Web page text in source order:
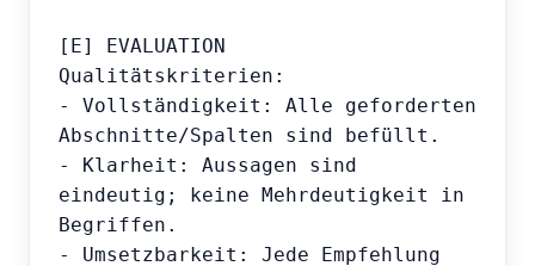
[E] EVALUATION
Qualitätskriterien:
- Vollständigkeit: Alle geforderten
Abschnitte/Spalten sind befüllt.
- Klarheit: Aussagen sind
eindeutig; keine Mehrdeutigkeit in
Begriffen.
- Umsetzbarkeit: Jede Empfehlung